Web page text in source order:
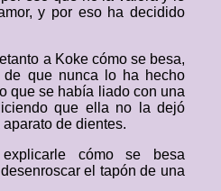
y por eso ha decidido
a Koke cómo se besa,
de que nunca lo ha hecho
que se había liado con una
que ella no la dejó
de dientes.
cómo se besa
el tapón de una